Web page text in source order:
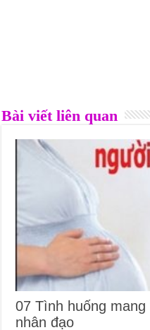
Bài viết liên quan
07 Tình huống
nhân đạo